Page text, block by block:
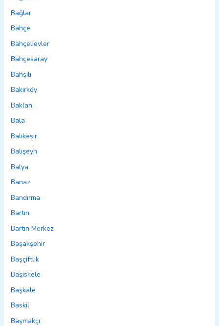
Bağlar
Bahçe
Bahçelievler
Bahçesaray
Bahşılı
Bakırköy
Baklan
Bala
Balıkesir
Balışeyh
Balya
Banaz
Bandırma
Bartın
Bartın Merkez
Başakşehir
Başçiftlik
Başiskele
Başkale
Baskil
Başmakçı